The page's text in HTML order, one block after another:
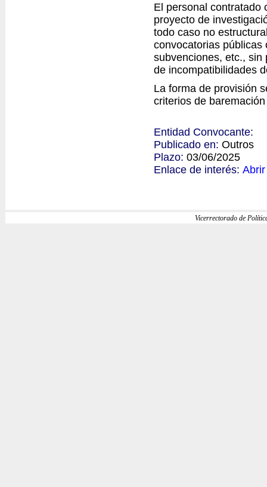
El personal contratado
proyecto de
todo caso no
convocatorias públicas
subvenciones, etc., sin
de incompatibilidades
La forma de provisión
criterios de
Entidad Convocante:
Publicado en: Outros
Plazo: 03/06/2025
Enlace de interés:
Vicerrectorado de